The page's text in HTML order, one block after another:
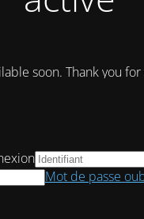
soon. Thank you
Mot de passe